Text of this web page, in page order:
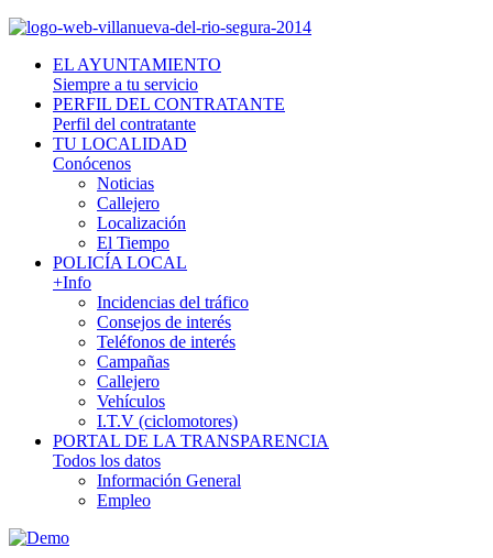
EL AYUNTAMIENTO
Siempre a tu servicio
PERFIL DEL CONTRATANTE
Perfil del contratante
TU LOCALIDAD
Conócenos
Noticias
Callejero
Localización
El Tiempo
POLICÍA LOCAL
+Info
Incidencias del tráfico
Consejos de interés
Teléfonos de interés
Campañas
Callejero
Vehículos
I.T.V (ciclomotores)
PORTAL DE LA TRANSPARENCIA
Todos los datos
Información General
Empleo